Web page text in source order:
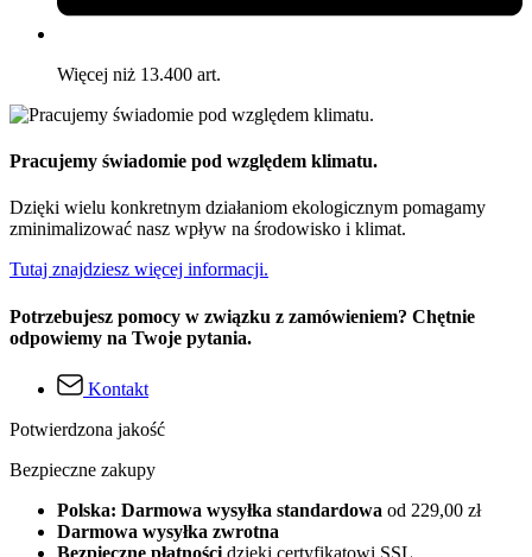
Więcej niż 13.400 art.
Pracujemy świadomie pod względem klimatu.
Dzięki wielu konkretnym działaniom ekologicznym pomagamy
zminimalizować nasz wpływ na środowisko i klimat.
Tutaj znajdziesz więcej informacji.
Potrzebujesz pomocy w związku z zamówieniem? Chętnie
odpowiemy na Twoje pytania.
Kontakt
Potwierdzona jakość
Bezpieczne zakupy
Polska: Darmowa wysyłka standardowa od 229,00 zł
Darmowa wysyłka zwrotna
Bezpieczne płatności dzięki certyfikatowi SSL